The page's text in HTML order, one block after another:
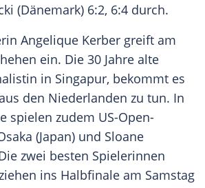
(Dänemark) 6:2, 6:4 durch.
Angelique Kerber greift am
ein. Die 30 Jahre alte
in Singapur, bekommt es
den Niederlanden zu tun. In
spielen zudem US-Open-
(Japan) und Sloane
zwei besten Spielerinnen
ins Halbfinale am Samstag